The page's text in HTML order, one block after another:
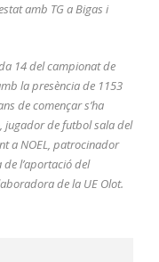
amb TG a Bigas i
14 del campionat de
la presència de 1153
de començar s’ha
jugador de futbol sala del
a NOEL, patrocinador
l’aportació del
de la UE Olot.